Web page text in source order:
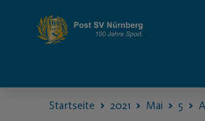
Startseite 2021 Mai 5